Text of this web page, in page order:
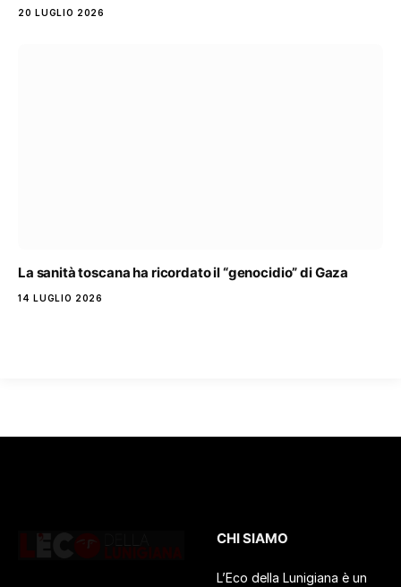
20 LUGLIO 2026
La sanità toscana ha ricordato il “genocidio” di Gaza
14 LUGLIO 2026
CHI SIAMO
L’Eco della Lunigiana è un